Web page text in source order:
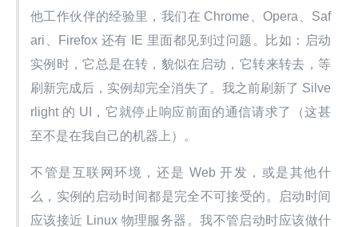
他工作伙伴的经验里，我们在 Chrome、Opera、Saf
ari、Firefox 还有 IE 里面都见到过问题。比如：启动
实例时，它总是在转，貌似在启动，它转来转去，等
刷新完成后，实例却完全消失了。我之前刷新了 Silve
rlight 的 UI，它就停止响应前面的通信请求了（这甚
至不是在我自己的机器上）。
不管是互联网环境，还是 Web 开发，或是其他什
么，实例的启动时间都是完全不可接受的。启动时间
应该接近 Linux 物理服务器。我不管启动时应该做什